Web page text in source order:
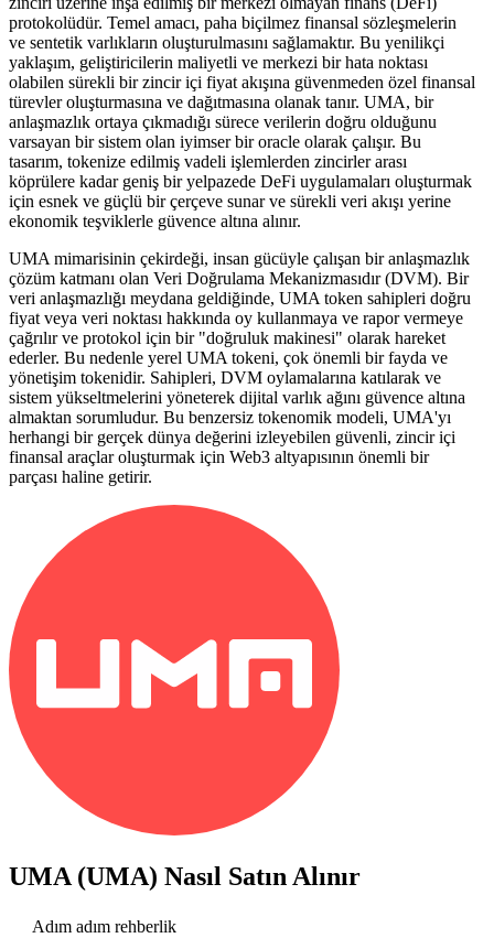
protokolüdür. Temel amacı, paha biçilmez finansal sözleşmelerin
ve sentetik varlıkların oluşturulmasını sağlamaktır. Bu yenilikçi
yaklaşım, geliştiricilerin maliyetli ve merkezi bir hata noktası
olabilen sürekli bir zincir içi fiyat akışına güvenmeden özel finansal
türevler oluşturmasına ve dağıtmasına olanak tanır. UMA, bir
anlaşmazlık ortaya çıkmadığı sürece verilerin doğru olduğunu
varsayan bir sistem olan iyimser bir oracle olarak çalışır. Bu
tasarım, tokenize edilmiş vadeli işlemlerden zincirler arası
köprülere kadar geniş bir yelpazede DeFi uygulamaları oluşturmak
için esnek ve güçlü bir çerçeve sunar ve sürekli veri akışı yerine
ekonomik teşviklerle güvence altına alınır.
UMA mimarisinin çekirdeği, insan gücüyle çalışan bir anlaşmazlık
çözüm katmanı olan Veri Doğrulama Mekanizmasıdır (DVM). Bir
veri anlaşmazlığı meydana geldiğinde, UMA token sahipleri doğru
fiyat veya veri noktası hakkında oy kullanmaya ve rapor vermeye
çağrılır ve protokol için bir "doğruluk makinesi" olarak hareket
ederler. Bu nedenle yerel UMA tokeni, çok önemli bir fayda ve
yönetişim tokenidir. Sahipleri, DVM oylamalarına katılarak ve
sistem yükseltmelerini yöneterek dijital varlık ağını güvence altına
almaktan sorumludur. Bu benzersiz tokenomik modeli, UMA'yı
herhangi bir gerçek dünya değerini izleyebilen güvenli, zincir içi
finansal araçlar oluşturmak için Web3 altyapısının önemli bir
parçası haline getirir.
UMA (UMA) Nasıl Satın Alınır
Adım adım rehberlik